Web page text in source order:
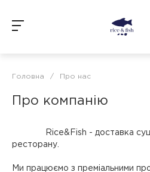
Головна / Про нас
Про компанію
Rice&Fish - доставка
ресторану.
Ми працюємо з преміальними